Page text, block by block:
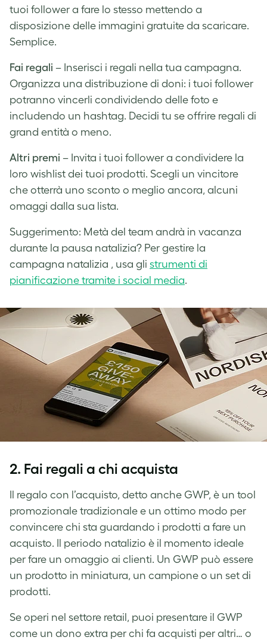
tuoi follower a fare lo stesso mettendo a
disposizione delle immagini gratuite da scaricare.
Semplice.
Fai regali – Inserisci i regali nella tua campagna.
Organizza una distribuzione di doni: i tuoi follower
potranno vincerli condividendo delle foto e
includendo un hashtag. Decidi tu se offrire regali di
grand entità o meno.
Altri premi – Invita i tuoi follower a condividere la
loro wishlist dei tuoi prodotti. Scegli un vincitore
che otterrà uno sconto o meglio ancora, alcuni
omaggi dalla sua lista.
Suggerimento: Metà del team andrà in vacanza
durante la pausa natalizia? Per gestire la
campagna natalizia , usa gli strumenti di
pianificazione tramite i social media.
2. Fai regali a chi acquista
Il regalo con l’acquisto, detto anche GWP, è un tool
promozionale tradizionale e un ottimo modo per
convincere chi sta guardando i prodotti a fare un
acquisto. Il periodo natalizio è il momento ideale
per fare un omaggio ai clienti. Un GWP può essere
un prodotto in miniatura, un campione o un set di
prodotti.
Se operi nel settore retail, puoi presentare il GWP
come un dono extra per chi fa acquisti per altri… o